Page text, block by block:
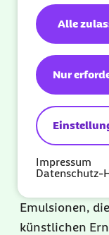
Nur
Alle
Impressum
Datenschutz-
Ärztin oder Ihr
immer prüfen,
Arzneimittel
Mittel als
Sie die Kosten
keine der
Anlage I der
zutrifft.
Emulsionen,
künstlichen